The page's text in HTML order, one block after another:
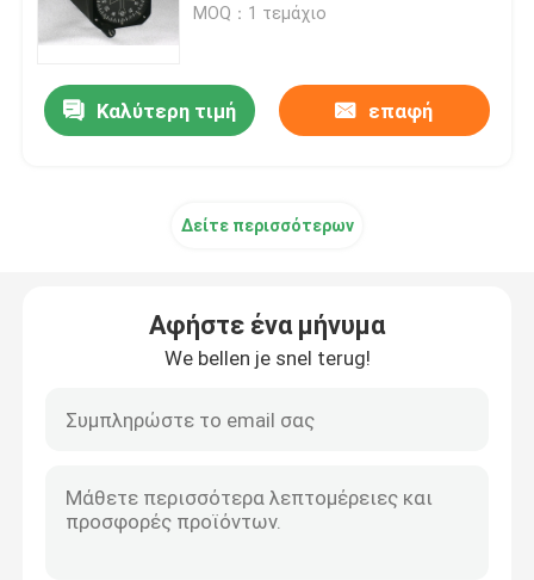
Επαφές
Προϊόντα
Επιτροπή οργάνων αεροσκαφών
Δείκτης ταχύτητας αεροσκαφών
Δείκτης ύψους αεροσκαφών
μέσων GD031
MOQ：1 τεμάχιο
Καλύτερη τιμή επαφή
Δείτε περισσότερων
Αφήστε ένα μήνυμα
We bellen je snel terug!